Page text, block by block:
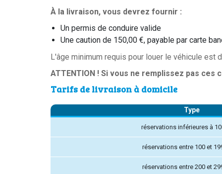
À la livraison, vous devrez fournir :
Un permis de conduire valide
Une caution de 150,00 €, payable par carte
L'âge minimum requis pour louer le véhicule est
ATTENTION ! Si vous ne remplissez pas
Tarifs de livraison à domicile
Type
réservations inférieures à
réservations entre 100 et
réservations entre 200 et